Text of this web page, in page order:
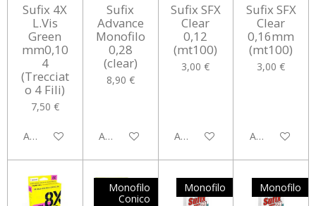
Sufix 4X
L.Vis
Green
mm0,10
4
(Trecciat
o 4 Fili)
7,50 €
Aggiungi al carrello
Sufix
Advance
Monofilo
0,28
(clear)
8,90 €
Aggiungi al carrello
Sufix SFX
Clear
0,12
(mt100)
3,00 €
Aggiungi al carrello
Sufix SFX
Clear
0,16mm
(mt100)
3,00 €
Aggiungi al
Monofilo
Conico
Monofilo Monofilo